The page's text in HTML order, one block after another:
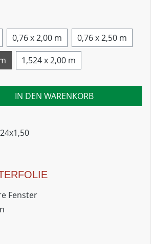
0,76 x 2,00 m
0,76 x 2,50 m
1,524 x 2,00 m
IN DEN WARENKORB
Fenster